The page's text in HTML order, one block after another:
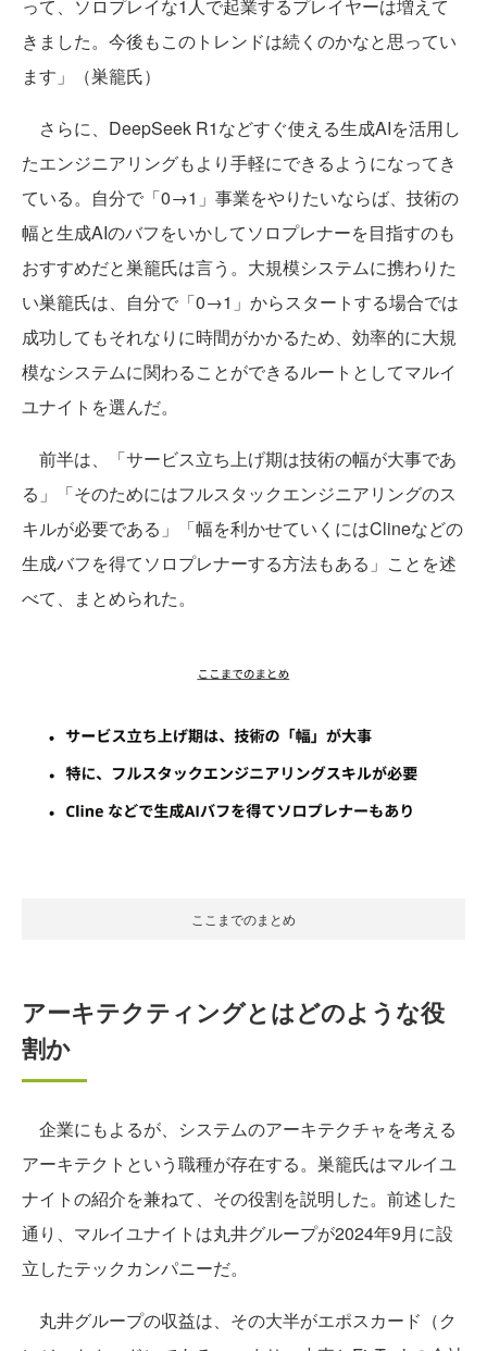
って、ソロプレイな1人で起業するプレイヤーは増えて
きました。今後もこのトレンドは続くのかなと思ってい
ます」（巣籠氏）
さらに、DeepSeek R1などすぐ使える生成AIを活用し
たエンジニアリングもより手軽にできるようになってき
ている。自分で「0→1」事業をやりたいならば、技術の
幅と生成AIのバフをいかしてソロプレナーを目指すのも
おすすめだと巣籠氏は言う。大規模システムに携わりた
い巣籠氏は、自分で「0→1」からスタートする場合では
成功してもそれなりに時間がかかるため、効率的に大規
模なシステムに関わることができるルートとしてマルイ
ユナイトを選んだ。
前半は、「サービス立ち上げ期は技術の幅が大事であ
る」「そのためにはフルスタックエンジニアリングのス
キルが必要である」「幅を利かせていくにはClineなどの
生成バフを得てソロプレナーする方法もある」ことを述
べて、まとめられた。
ここまでのまとめ
アーキテクティングとはどのような役
割か
企業にもよるが、システムのアーキテクチャを考える
アーキテクトという職種が存在する。巣籠氏はマルイユ
ナイトの紹介を兼ねて、その役割を説明した。前述した
通り、マルイユナイトは丸井グループが2024年9月に設
立したテックカンパニーだ。
丸井グループの収益は、その大半がエポスカード（ク